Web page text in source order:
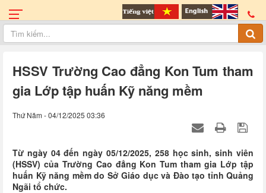
HSSV Trường Cao đẳng Kon Tum tham
gia Lớp tập huấn Kỹ năng mềm
Thứ Năm - 04/12/2025 03:36
Từ ngày 04 đến ngày 05/12/2025, 258 học sinh, sinh viên
(HSSV) của Trường Cao đẳng Kon Tum tham gia Lớp tập
huấn Kỹ năng mềm do Sở Giáo dục và Đào tạo tỉnh Quảng
Ngãi tổ chức.